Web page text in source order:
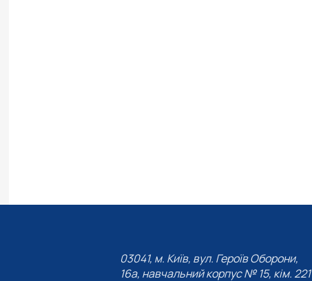
03041, м. Київ, вул. Героїв Оборони,
16а, навчальний корпус № 15, кім. 221